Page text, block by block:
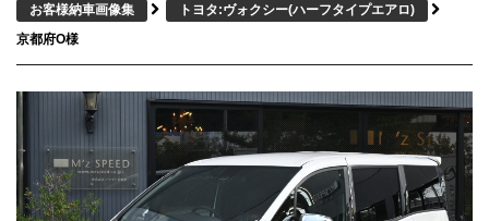
お客様納車画像集 トヨタ:ヴォクシー(ハーフタイプエアロ)
京都府O様